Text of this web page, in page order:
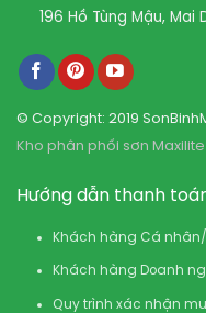
196 Hồ Tùng Mậu, Mai
© Copyright: 2019
Kho phân phối sơn
Hướng dẫn thanh
Khách hàng Cá
Khách hàng Doanh
Quy trình xác nhận